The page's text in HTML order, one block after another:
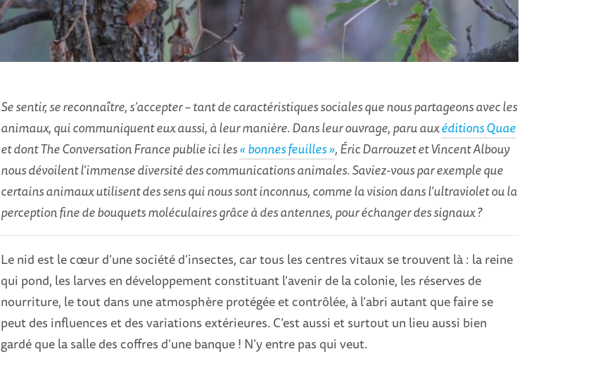
Se sentir, se reconnaître, s’accepter – tant de caractéristiques sociales que nous partageons avec les
animaux, qui communiquent eux aussi, à leur manière. Dans leur ouvrage, paru auxéditions Quae
et dont The Conversation France publie ici les« bonnes feuilles », Éric Darrouzet et Vincent Albouy
nous dévoilent l’immense diversité des communications animales. Saviez-vous par exemple que
certains animaux utilisent des sens qui nous sont inconnus, comme la vision dans l’ultraviolet ou la
perception fine de bouquets moléculaires grâce à des antennes, pour échanger des signaux ?
Le nid est le cœur d’une société d’insectes, car tous les centres vitaux se trouvent là : la reine
qui pond, les larves en développement constituant l’avenir de la colonie, les réserves de
nourriture, le tout dans une atmosphère protégée et contrôlée, à l’abri autant que faire se
peut des influences et des variations extérieures. C’est aussi et surtout un lieu aussi bien
gardé que la salle des coffres d’une banque ! N’y entre pas qui veut.